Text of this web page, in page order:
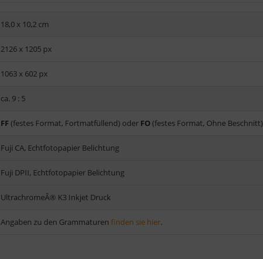
18,0 x 10,2 cm
2126 x 1205 px
1063 x 602 px
ca. 9 : 5
FF(festes Format, Fortmatfüllend) oder FO(festes Format, Ohne Beschnitt)
Fuji CA, Echtfotopapier Belichtung
Fuji DPII, Echtfotopapier Belichtung
UltrachromeÂ® K3 Inkjet Druck
Angaben zu den Grammaturen finden sie hier.